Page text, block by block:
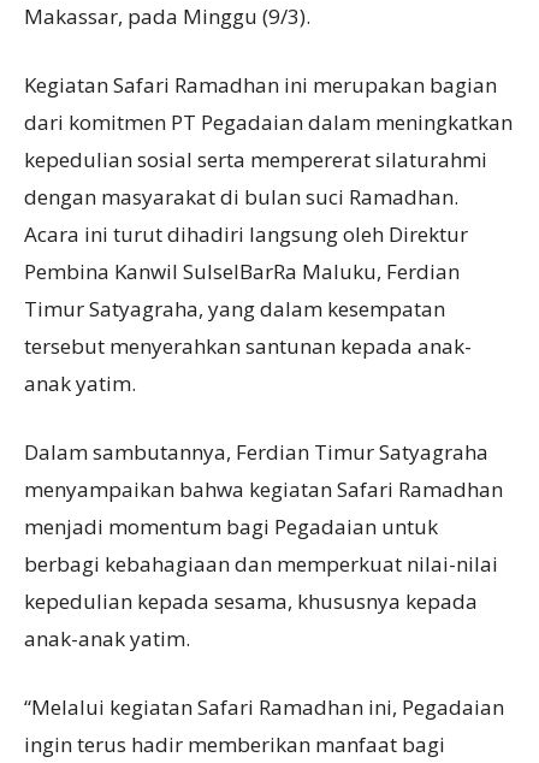
Makassar, pada Minggu (9/3).
Kegiatan Safari Ramadhan ini merupakan bagian
dari komitmen PT Pegadaian dalam meningkatkan
kepedulian sosial serta mempererat silaturahmi
dengan masyarakat di bulan suci Ramadhan.
Acara ini turut dihadiri langsung oleh Direktur
Pembina Kanwil SulselBarRa Maluku, Ferdian
Timur Satyagraha, yang dalam kesempatan
tersebut menyerahkan santunan kepada anak-
anak yatim.
Dalam sambutannya, Ferdian Timur Satyagraha
menyampaikan bahwa kegiatan Safari Ramadhan
menjadi momentum bagi Pegadaian untuk
berbagi kebahagiaan dan memperkuat nilai-nilai
kepedulian kepada sesama, khususnya kepada
anak-anak yatim.
“Melalui kegiatan Safari Ramadhan ini, Pegadaian
ingin terus hadir memberikan manfaat bagi